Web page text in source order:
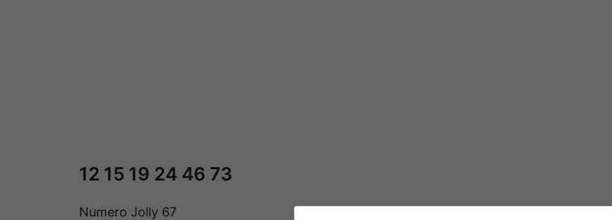
12 15 19 24 46 73
Numero Jolly 67